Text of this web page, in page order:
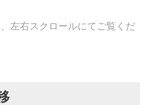
左右スクロールにてご覧くだ